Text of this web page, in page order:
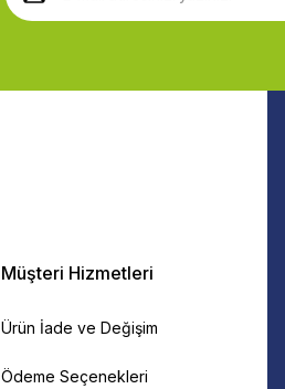
Müşteri Hizmetleri
Ürün İade ve Değişim
Ödeme Seçenekleri